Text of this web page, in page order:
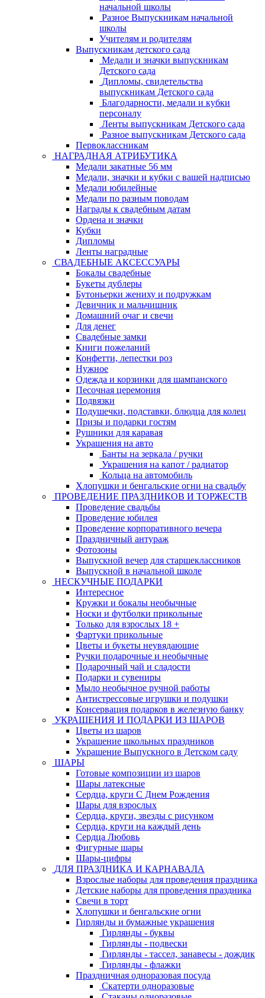
начальной школы
Разное Выпускникам начальной
школы
Учителям и родителям
Выпускникам детского сада
Медали и значки выпускникам
Детского сада
Дипломы, свидетельства
выпускникам Детского сада
Благодарности, медали и кубки
персоналу
Ленты выпускникам Детского сада
Разное выпускникам Детского сада
Первоклассникам
НАГРАДНАЯ АТРИБУТИКА
Медали закатные 56 мм
Медали, значки и кубки с вашей надписью
Медали юбилейные
Медали по разным поводам
Награды к свадебным датам
Ордена и значки
Кубки
Дипломы
Ленты наградные
СВАДЕБНЫЕ АКСЕССУАРЫ
Бокалы свадебные
Букеты дублеры
Бутоньерки жениху и подружкам
Девичник и мальчишник
Домашний очаг и свечи
Для денег
Свадебные замки
Книги пожеланий
Конфетти, лепестки роз
Нужное
Одежда и корзинки для шампанского
Песочная церемония
Подвязки
Подушечки, подставки, блюдца для колец
Призы и подарки гостям
Рушники для каравая
Украшения на авто
Банты на зеркала / ручки
Украшения на капот / радиатор
Кольца на автомобиль
Хлопушки и бенгальские огни на свадьбу
ПРОВЕДЕНИЕ ПРАЗДНИКОВ И ТОРЖЕСТВ
Проведение свадьбы
Проведение юбилея
Проведение корпоративного вечера
Праздничный антураж
Фотозоны
Выпускной вечер для старшеклассников
Выпускной в начальной школе
НЕСКУЧНЫЕ ПОДАРКИ
Интересное
Кружки и бокалы необычные
Носки и футболки прикольные
Только для взрослых 18 +
Фартуки прикольные
Цветы и букеты неувядающие
Ручки подарочные и необычные
Подарочный чай и сладости
Подарки и сувениры
Мыло необычное ручной работы
Антистрессовые игрушки и подушки
Консервация подарков в железную банку
УКРАШЕНИЯ И ПОДАРКИ ИЗ ШАРОВ
Цветы из шаров
Украшение школьных праздников
Украшение Выпускного в Детском саду
ШАРЫ
Готовые композиции из шаров
Шары латексные
Сердца, круги С Днем Рождения
Шары для взрослых
Сердца, круги, звезды с рисунком
Сердца, круги на каждый день
Сердца Любовь
Фигурные шары
Шары-цифры
ДЛЯ ПРАЗДНИКА И КАРНАВАЛА
Взрослые наборы для проведения праздника
Детские наборы для проведения праздника
Свечи в торт
Хлопушки и бенгальские огни
Гирлянды и бумажные украшения
Гирлянды - буквы
Гирлянды - подвески
Гирлянды - тассел, занавесы - дождик
Гирлянды - флажки
Праздничная одноразовая посуда
Скатерти одноразовые